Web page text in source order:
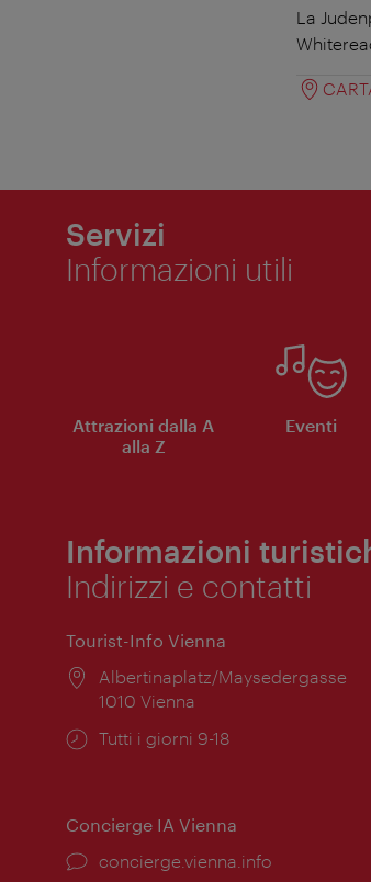
La
Servizi
Informazioni utili
Attrazioni dalla A
alla Z
Eventi
Informazioni
Indirizzi e contatti
Tourist-Info Vienna
Posizione:
Albertinaplatz/Maysedergasse
1010 Vienna
Orari
Tutti i giorni 9-18
Concierge IA Vienna
Ort:
concierge.vienna.info